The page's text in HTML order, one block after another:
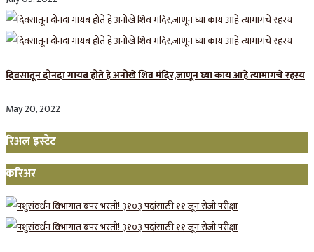
दिवसातून दोनदा गायब होते हे अनोखे शिव मंदिर,जाणून घ्या काय आहे त्यामागचे रहस्य
May 20, 2022
रिअल इस्टेट
करिअर